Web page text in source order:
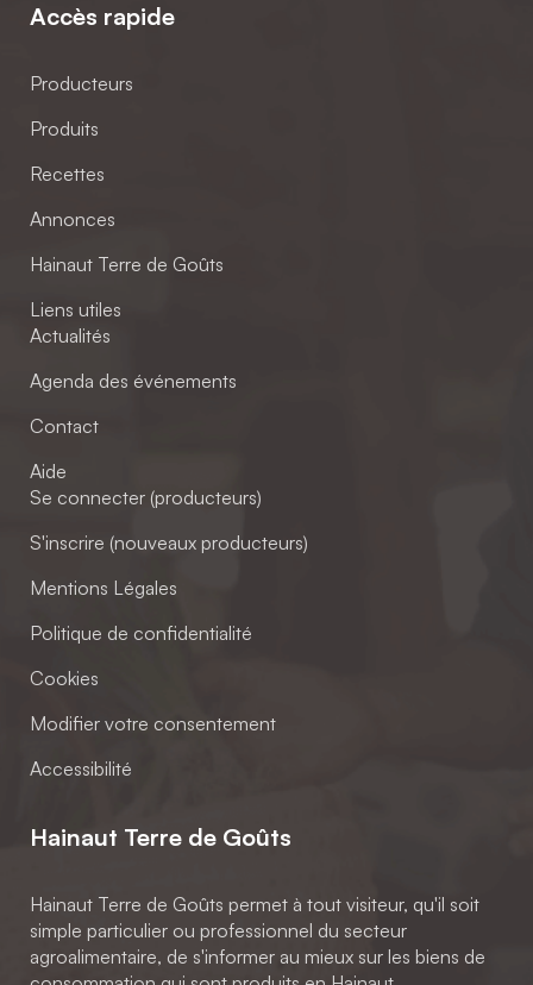
Accès rapide
Producteurs
Produits
Recettes
Annonces
Hainaut Terre de Goûts
Liens utiles
Actualités
Agenda des événements
Contact
Aide
Se connecter (producteurs)
S'inscrire (nouveaux producteurs)
Mentions Légales
Politique de confidentialité
Cookies
Modifier votre consentement
Accessibilité
Hainaut Terre de Goûts
Hainaut Terre de Goûts permet à tout visiteur, qu'il soit
simple particulier ou professionnel du secteur
agroalimentaire, de s'informer au mieux sur les biens de